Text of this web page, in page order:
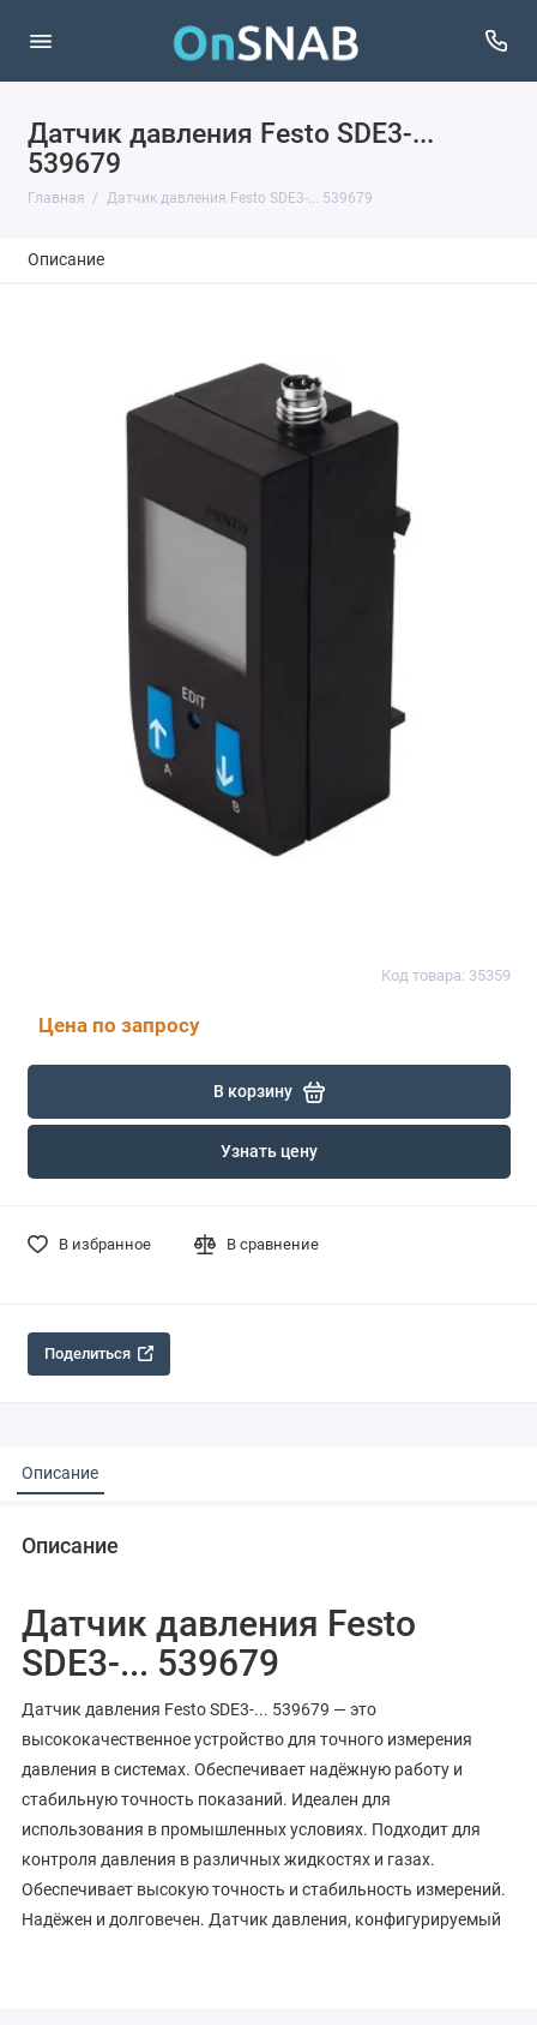
Датчик давления Festo SDE3-...
539679
Главная Датчик давления Festo SDE3-... 539679
Описание
Код товара: 35359
Цена по запросу
В корзину
Узнать цену
В избранное В сравнение
Поделиться
Описание
Описание
Датчик давления Festo
SDE3-... 539679
Датчик давления Festo SDE3-... 539679 — это
высококачественное устройство для точного измерения
давления в системах. Обеспечивает надёжную работу и
стабильную точность показаний. Идеален для
использования в промышленных условиях. Подходит для
контроля давления в различных жидкостях и газах.
Обеспечивает высокую точность и стабильность измерений.
Надёжен и долговечен. Датчик давления, конфигурируемый